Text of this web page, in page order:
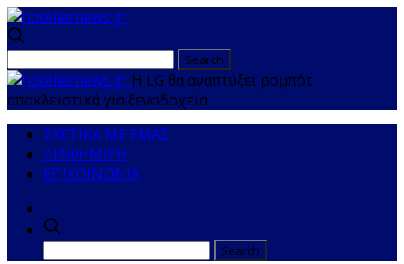
Η LG θα αναπτύξει ρομπότ
αποκλειστικά για ξενοδοχεία
ΣΧΕΤΙΚΑ ΜΕ ΕΜΑΣ
ΔΙΑΦΗΜΙΣΗ
ΕΠΙΚΟΙΝΩΝΙΑ